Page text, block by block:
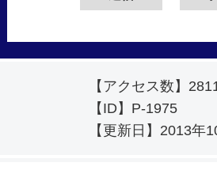
【アクセス数】
【ID】 P-1975
【更新日】 2013年